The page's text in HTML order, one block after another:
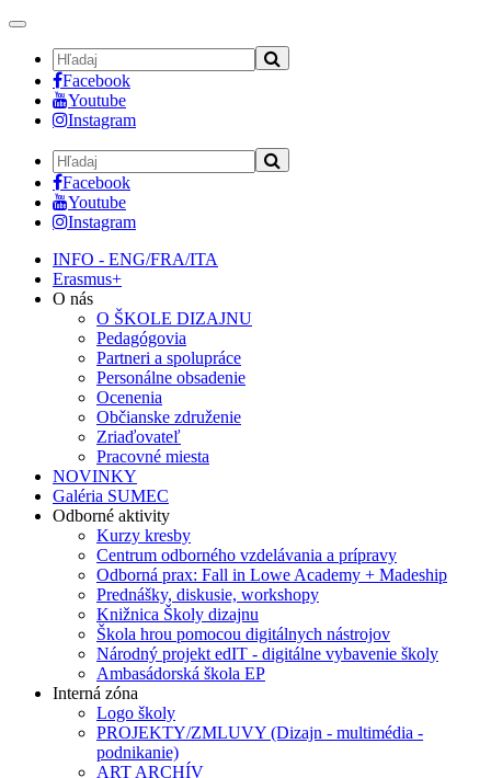
Toggle
navigation
Facebook
Youtube
Instagram
Facebook
Youtube
Instagram
INFO - ENG/FRA/ITA
Erasmus+
O nás
O ŠKOLE DIZAJNU
Pedagógovia
Partneri a spolupráce
Personálne obsadenie
Ocenenia
Občianske združenie
Zriaďovateľ
Pracovné miesta
NOVINKY
Galéria SUMEC
Odborné aktivity
Kurzy kresby
Centrum odborného vzdelávania a prípravy
Odborná prax: Fall in Lowe Academy + Madeship
Prednášky, diskusie, workshopy
Knižnica Školy dizajnu
Škola hrou pomocou digitálnych nástrojov
Národný projekt edIT - digitálne vybavenie školy
Ambasádorská škola EP
Interná zóna
Logo školy
PROJEKTY/ZMLUVY (Dizajn - multimédia -
podnikanie)
ART ARCHÍV